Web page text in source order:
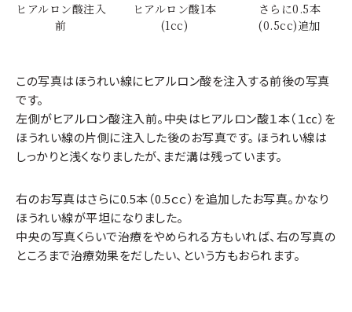
治療前 治療後
自然なシワ改善効果をもたらすヒアルロン酸「ボリフト」を使
用しました。
ボリフトは約1年半かけて全吸収されます。
長持ちで効果が高く、ダウンタイムが非常に少ないしわ治療で
す。
施術費用
ヒアルロン酸注入
前
ヒアルロン酸1本
(1cc)
さらに0.5本
(0.5cc)追加
この写真はほうれい線にヒアルロン酸を注入する前後の写真
です。
左側がヒアルロン酸注入前。中央はヒアルロン酸１本（１㏄）を
ほうれい線の片側に注入した後のお写真です。 ほうれい線は
しっかりと浅くなりましたが、まだ溝は残っています。
右のお写真はさらに0.5本（0.5ｃｃ）を追加したお写真。かなり
ほうれい線が平坦になりました。
中央の写真くらいで治療をやめられる方もいれば、右の写真の
ところまで治療効果をだしたい、という方もおられます。